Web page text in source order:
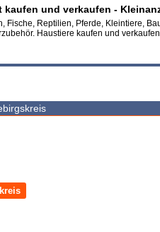
und verkaufen -
Fische, Reptilien, Pferde, Kleintiere,
Haustiere kaufen und